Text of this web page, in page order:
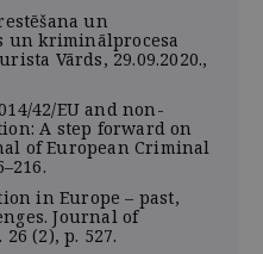
un
un kriminālprocesa
Vārds, 29.09.2020.,
42/EU and non-
A step forward on
of European Criminal
in Europe – past,
Journal of
(2), p. 527.